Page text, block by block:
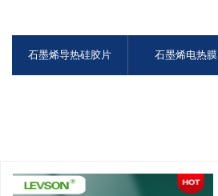
石墨烯导热硅胶片 石墨烯电热膜